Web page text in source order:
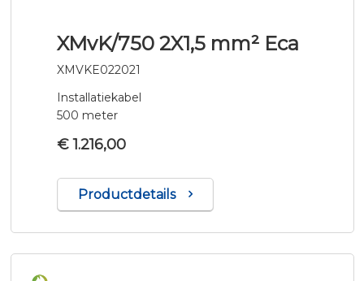
XMvK/750 2X1,5 mm² Eca
XMVKE022021
Installatiekabel
500 meter
€ 1.216,00
Productdetails